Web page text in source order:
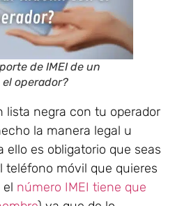
de IMEI de un
operador?
lista negra con tu operador
la manera legal u
ello es obligatorio que seas
teléfono móvil que quieres
el número IMEI tiene que